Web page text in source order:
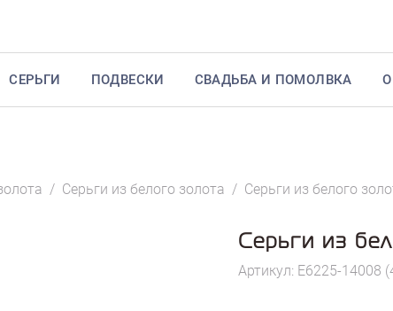
СЕРЬГИ ПОДВЕСКИ СВАДЬБА И ПОМОЛВКА
/ Серьги из белого золота / Серьги из белого
Серьги из
Артикул: E6225-14008